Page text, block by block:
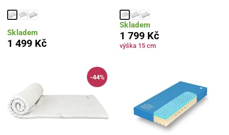
Skladem
1 499 Kč
Skladem
1 799 Kč
výška 15 cm
-44%